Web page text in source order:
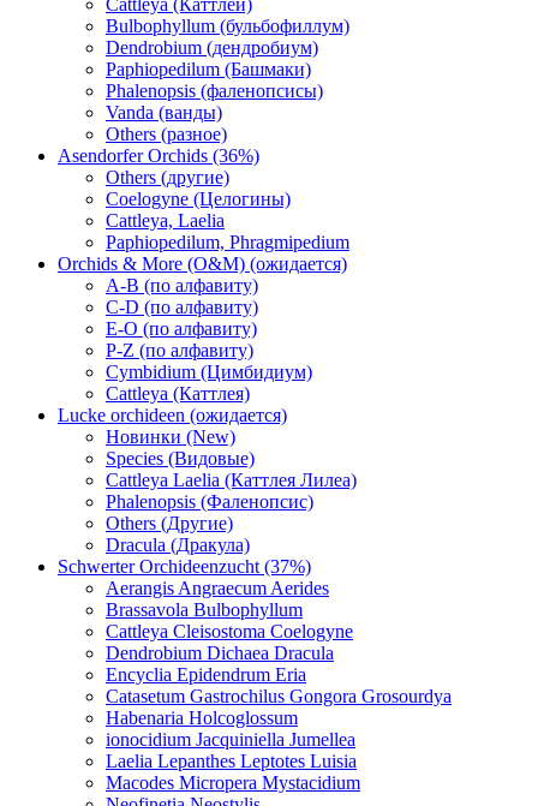
Cattleya (Каттлеи)
Bulbophyllum (бульбофиллум)
Dendrobium (дендробиум)
Paphiopedilum (Башмаки)
Phalenopsis (фаленопсисы)
Vanda (ванды)
Others (разное)
Asendorfer Orchids (36%)
Others (другие)
Coelogyne (Целогины)
Cattleya, Laelia
Paphiopedilum, Phragmipedium
Orchids & More (O&M) (ожидается)
A-B (по алфавиту)
C-D (по алфавиту)
E-O (по алфавиту)
P-Z (по алфавиту)
Cymbidium (Цимбидиум)
Cattleya (Каттлея)
Lucke orchideen (ожидается)
Новинки (New)
Species (Видовые)
Cattleya Laelia (Каттлея Лилеа)
Phalenopsis (Фаленопсис)
Others (Другие)
Dracula (Дракула)
Schwerter Orchideenzucht (37%)
Aerangis Angraecum Aerides
Brassavola Bulbophyllum
Cattleya Cleisostoma Coelogyne
Dendrobium Dichaea Dracula
Encyclia Epidendrum Eria
Catasetum Gastrochilus Gongora Grosourdya
Habenaria Holcoglossum
ionocidium Jacquiniella Jumellea
Laelia Lepanthes Leptotes Luisia
Macodes Micropera Mystacidium